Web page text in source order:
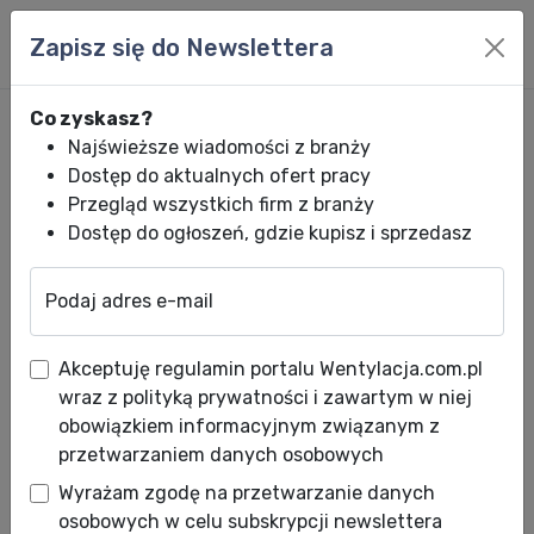
MDV rusza z promocją „4+1” na
klimatyzatory FROST
Data publikacji: 01.06.2026
Zapisz się do Newslettera
Co zyskasz?
Najświeższe wiadomości z branży
Dostęp do aktualnych ofert pracy
Przegląd wszystkich firm z branży
Dostęp do ogłoszeń, gdzie kupisz i sprzedasz
Podaj adres e-mail
Akceptuję regulamin portalu Wentylacja.com.pl
wraz z polityką prywatności i zawartym w niej
obowiązkiem informacyjnym związanym z
przetwarzaniem danych osobowych
Wyrażam zgodę na przetwarzanie danych
osobowych w celu subskrypcji newslettera